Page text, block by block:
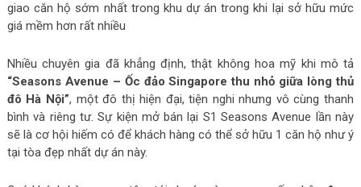
giao căn hộ sớm nhất trong khu dự án trong khi lại sở hữu mức
giá mềm hơn rất nhiều
Nhiều chuyên gia đã khẳng định, thật không hoa mỹ khi mô tả
“Seasons Avenue – Ốc đảo Singapore thu nhỏ giữa lòng thủ
đô Hà Nội”, một đô thị hiện đại, tiện nghi nhưng vô cùng thanh
bình và riêng tư. Sự kiện mở bán lại S1 Seasons Avenue lần này
sẽ là cơ hội hiếm có để khách hàng có thể sở hữu 1 căn hộ như ý
tại tòa đẹp nhất dự án này.